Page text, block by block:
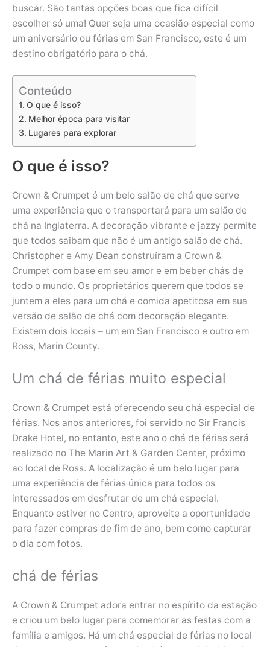
buscar. São tantas opções boas que fica difícil
escolher só uma! Quer seja uma ocasião especial como
um aniversário ou férias em San Francisco, este é um
destino obrigatório para o chá.
Conteúdo
O que é isso?
Melhor época para visitar
Lugares para explorar
O que é isso?
Crown & Crumpet é um belo salão de chá que serve
uma experiência que o transportará para um salão de
chá na Inglaterra. A decoração vibrante e jazzy permite
que todos saibam que não é um antigo salão de chá.
Christopher e Amy Dean construíram a Crown &
Crumpet com base em seu amor e em beber chás de
todo o mundo. Os proprietários querem que todos se
juntem a eles para um chá e comida apetitosa em sua
versão de salão de chá com decoração elegante.
Existem dois locais – um em San Francisco e outro em
Ross, Marin County.
Um chá de férias muito especial
Crown & Crumpet está oferecendo seu chá especial de
férias. Nos anos anteriores, foi servido no Sir Francis
Drake Hotel, no entanto, este ano o chá de férias será
realizado no The Marin Art & Garden Center, próximo
ao local de Ross. A localização é um belo lugar para
uma experiência de férias única para todos os
interessados ​​em desfrutar de um chá especial.
Enquanto estiver no Centro, aproveite a oportunidade
para fazer compras de fim de ano, bem como capturar
o dia com fotos.
chá de férias
A Crown & Crumpet adora entrar no espírito da estação
e criou um belo lugar para comemorar as festas com a
família e amigos. Há um chá especial de férias no local